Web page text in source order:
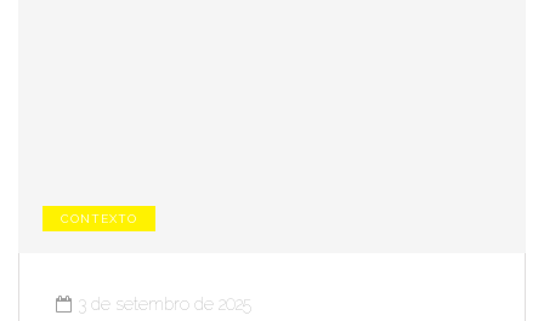
CONTEXTO
3 de setembro de 2025